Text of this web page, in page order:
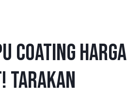
Coating Harga
Tarakan